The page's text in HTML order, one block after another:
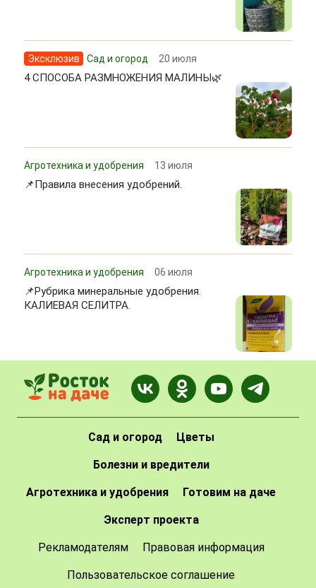
Эксклюзив Сад и огород 20 июля
4 СПОСОБА РАЗМНОЖЕНИЯ МАЛИНЫ🌿
Агротехника и удобрения 13 июля
📌Правила внесения удобрений.
Агротехника и удобрения 06 июля
📌Рубрика минеральные удобрения.
КАЛИЕВАЯ СЕЛИТРА.
Сад и огород Цветы
Болезни и вредители
Агротехника и удобрения Готовим на даче
Эксперт проекта
Рекламодателям Правовая информация
Пользовательское соглашение